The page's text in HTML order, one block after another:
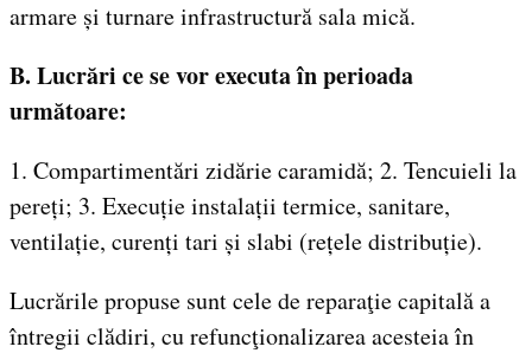
armare și turnare infrastructură sala mică.
B. Lucrări ce se vor executa în perioada
următoare:
1. Compartimentări zidărie caramidă; 2. Tencuieli la
pereți; 3. Execuție instalații termice, sanitare,
ventilație, curenți tari și slabi (rețele distribuție).
Lucrările propuse sunt cele de reparaţie capitală a
întregii clădiri, cu refuncţionalizarea acesteia în